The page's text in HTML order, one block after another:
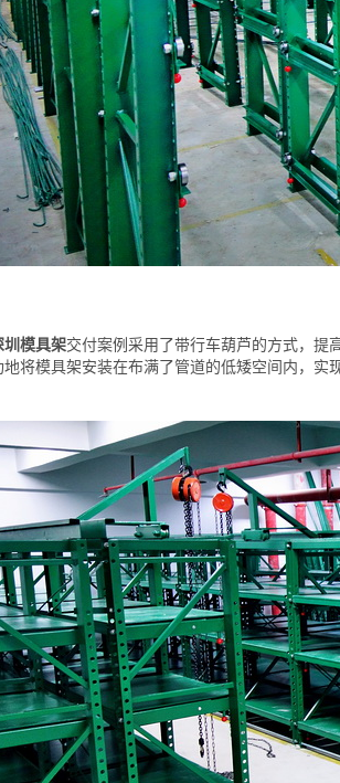
圳模具架交付案例采用了带行车葫芦的方式，提
地将模具架安装在布满了管道的低矮空间内，实